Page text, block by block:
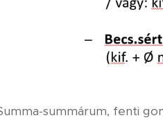
summárum, fenti